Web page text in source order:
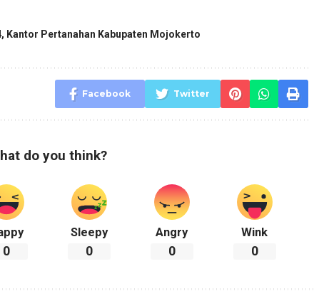
, Kantor Pertanahan Kabupaten Mojokerto
Facebook Twitter
do you think?
0
Sleepy
0
Angry
0
Wink
0